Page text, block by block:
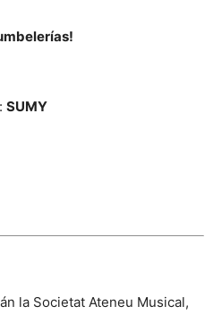
SUMY
la Societat Ateneu Musical,